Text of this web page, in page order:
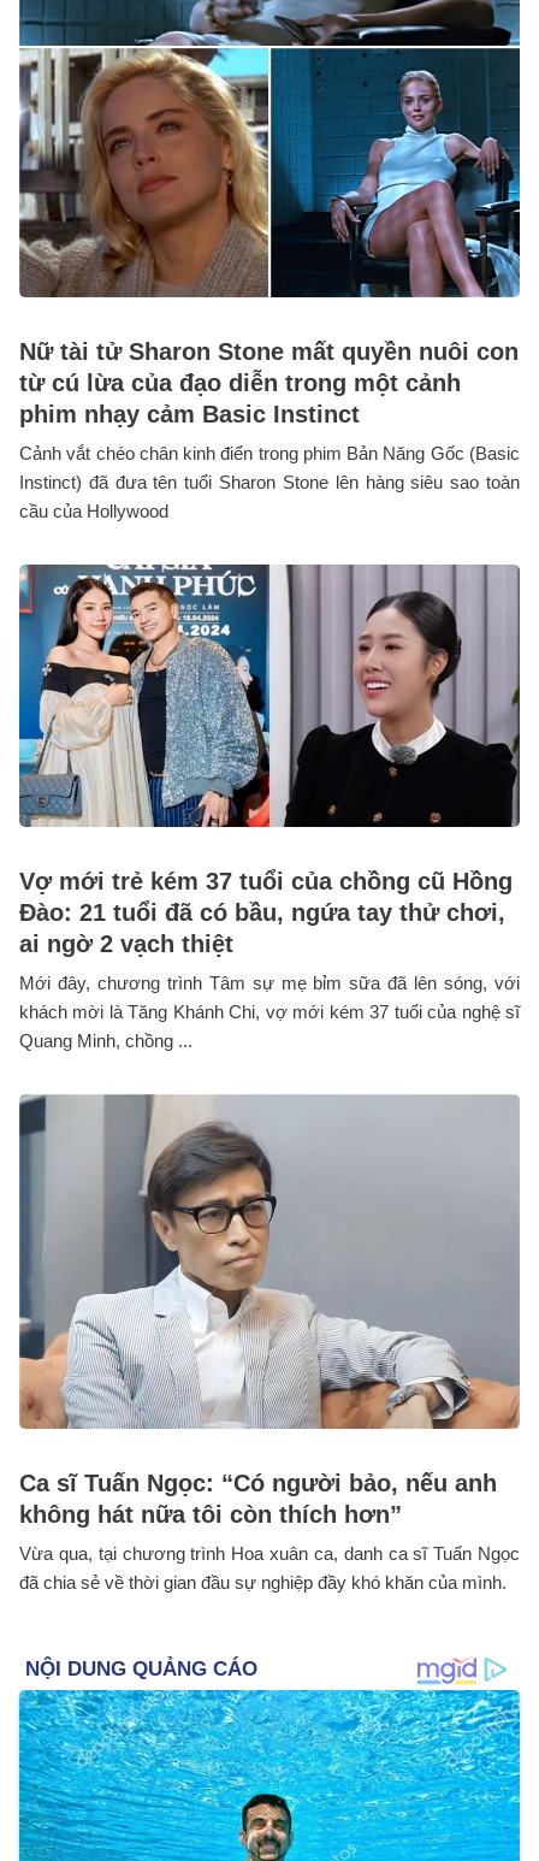
Nữ tài tử Sharon Stone mất quyền nuôi con
từ cú lừa của đạo diễn trong một cảnh
phim nhạy cảm Basic Instinct
Cảnh vắt chéo chân kinh điển trong phim Bản Năng Gốc (Basic
Instinct) đã đưa tên tuổi Sharon Stone lên hàng siêu sao toàn
cầu của Hollywood
Vợ mới trẻ kém 37 tuổi của chồng cũ Hồng
Đào: 21 tuổi đã có bầu, ngứa tay thử chơi,
ai ngờ 2 vạch thiệt
Mới đây, chương trình Tâm sự mẹ bỉm sữa đã lên sóng, với
khách mời là Tăng Khánh Chi, vợ mới kém 37 tuổi của nghệ sĩ
Quang Minh, chồng ...
Ca sĩ Tuấn Ngọc: “Có người bảo, nếu anh
không hát nữa tôi còn thích hơn”
Vừa qua, tại chương trình Hoa xuân ca, danh ca sĩ Tuấn Ngọc
đã chia sẻ về thời gian đầu sự nghiệp đầy khó khăn của mình.